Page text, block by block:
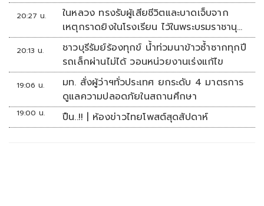
20:27 น.
ในหลวง ทรงรับผู้เสียชีวิตและบาดเจ็บจาก
เหตุกราดยิงในโรงเรียน ไว้ในพระบรมราชานุ
เคราะห์
20:13 น.
ชาวบุรีรัมย์ร้องทุกข์ น้ำท่วมนาข้าวซ้ำซากทุกปี
รถเล็กผ่านไม่ได้ วอนหน่วยงานเร่งแก้ไข
19:06 น.
มท. สั่งผู้ว่าฯทั่วประเทศ ยกระดับ 4 มาตรการ
ดูแลความปลอดภัยในสถานศึกษา
19:00 น. ปืน..!! | ห้องข่าวไทยโพสต์สุดสัปดาห์